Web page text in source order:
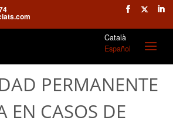
Català
Español
PERMANENTE
EN CASOS DE